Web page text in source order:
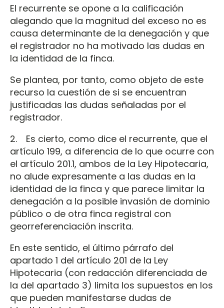
El recurrente se opone a la calificación
alegando que la magnitud del exceso no es
causa determinante de la denegación y que
el registrador no ha motivado las dudas en
la identidad de la finca.
Se plantea, por tanto, como objeto de este
recurso la cuestión de si se encuentran
justificadas las dudas señaladas por el
registrador.
2. Es cierto, como dice el recurrente, que el
artículo 199, a diferencia de lo que ocurre con
el artículo 201.1, ambos de la Ley Hipotecaria,
no alude expresamente a las dudas en la
identidad de la finca y que parece limitar la
denegación a la posible invasión de dominio
público o de otra finca registral con
georreferenciación inscrita.
En este sentido, el último párrafo del
apartado 1 del artículo 201 de la Ley
Hipotecaria (con redacción diferenciada de
la del apartado 3) limita los supuestos en los
que pueden manifestarse dudas de